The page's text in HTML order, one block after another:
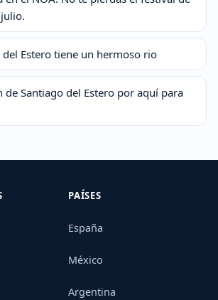
del Estero tiene un hermoso rio
de Santiago del Estero por aquí para
PAÍSES
España
México
Argentina